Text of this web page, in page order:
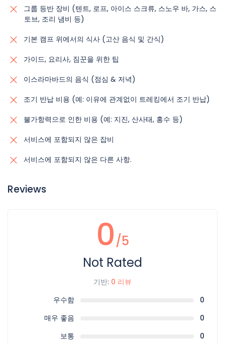
그룹 등반 장비 (텐트, 로프, 아이스 스크류, 스노우 바, 가스, 스
토브, 조리 냄비 등)
기본 캠프 위에서의 식사 (고산 음식 및 간식)
가이드, 요리사, 짐꾼을 위한 팁
이스라마바드의 음식 (점심 & 저녁)
조기 반납 비용 (예: 이유에 관계없이 트레킹에서 조기 반납)
불가항력으로 인한 비용 (예: 지진, 산사태, 홍수 등)
서비스에 포함되지 않은 잡비
서비스에 포함되지 않은 다른 사항.
Reviews
0/5
Not Rated
기반: 0 리뷰
우수함
0
매우 좋음
0
보통
0